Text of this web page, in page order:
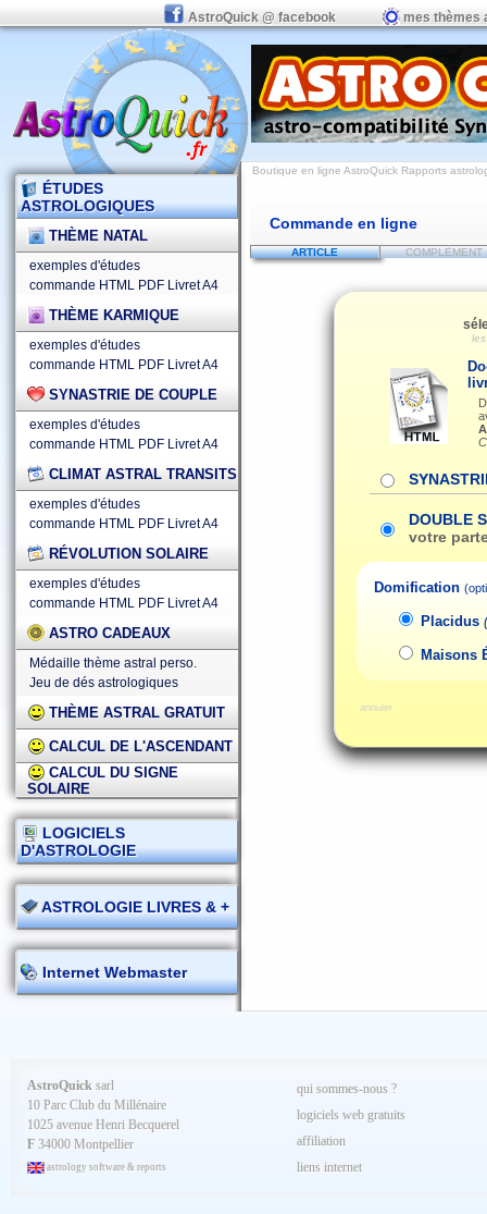
AstroQuick @ facebook mes thèmes
ÉTUDES
ASTROLOGIQUES
THÈME NATAL
exemples d'études
commande HTML PDF Livret A4
THÈME KARMIQUE
exemples d'études
commande HTML PDF Livret A4
SYNASTRIE DE COUPLE
exemples d'études
commande HTML PDF Livret A4
CLIMAT ASTRAL TRANSITS
exemples d'études
commande HTML PDF Livret A4
RÉVOLUTION SOLAIRE
exemples d'études
commande HTML PDF Livret A4
ASTRO CADEAUX
Médaille thème astral perso.
Jeu de dés astrologiques
THÈME ASTRAL GRATUIT
CALCUL DE L'ASCENDANT
CALCUL DU SIGNE
SOLAIRE
LOGICIELS
D'ASTROLOGIE
ASTROLOGIE LIVRES & +
Internet Webmaster
Boutique en ligne AstroQuick Rapports
Commande en ligne
ARTICLE COMPLÉMENT
DOUBLE
votre
Domification
Placidus
Maisons
annuler
AstroQuick sarl
10 Parc Club du Millénaire
1025 avenue Henri Becquerel
F 34000 Montpellier
astrology software & reports
qui sommes-nous ?
logiciels web gratuits
affiliation
liens internet